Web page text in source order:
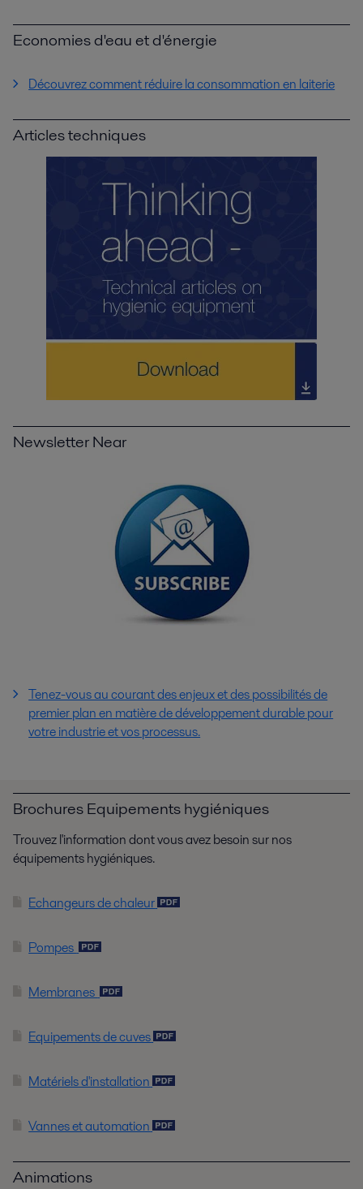
Economies d'eau et d'énergie
Découvrez comment réduire la consommation en laiterie
Articles techniques
Newsletter Near
Tenez-vous au courant des enjeux et des possibilités de
premier plan en matière de développement durable pour
votre industrie et vos processus.
Brochures Equipements hygiéniques
Trouvez l'information dont vous avez besoin sur nos
équipements hygiéniques.
Echangeurs de chaleur
Pompes
Membranes
Equipements de cuves
Matériels d'installation
Vannes et automation
Animations